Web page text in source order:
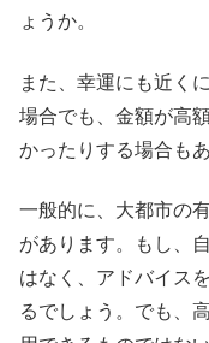
ょうか。
また、幸運にも近く
場合でも、金額が高
かったりする場合も
一般的に、大都市の
があります。もし、
はなく、アドバイス
るでしょう。でも、